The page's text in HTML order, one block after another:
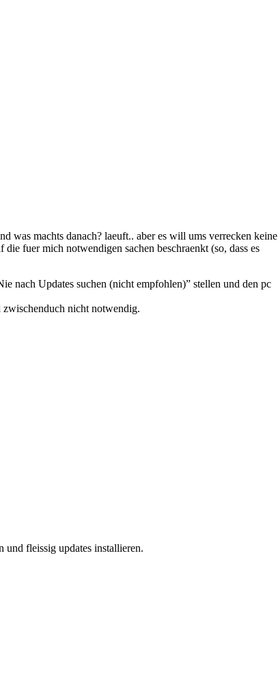
was machts danach? laeuft.. aber es will ums verrecken keine
die fuer mich notwendigen sachen beschraenkt (so, dass es
nach Updates suchen (nicht empfohlen)” stellen und den pc
zwischenduch nicht notwendig.
und fleissig updates installieren.